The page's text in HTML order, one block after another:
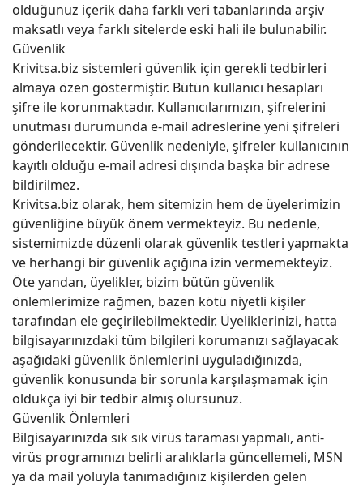
olduğunuz içerik daha farklı veri tabanlarında arşiv
maksatlı veya farklı sitelerde eski hali ile bulunabilir.
Güvenlik
Krivitsa.biz sistemleri güvenlik için gerekli tedbirleri
almaya özen göstermiştir. Bütün kullanıcı hesapları
şifre ile korunmaktadır. Kullanıcılarımızın, şifrelerini
unutması durumunda e-mail adreslerine yeni şifreleri
gönderilecektir. Güvenlik nedeniyle, şifreler kullanıcının
kayıtlı olduğu e-mail adresi dışında başka bir adrese
bildirilmez.
Krivitsa.biz olarak, hem sitemizin hem de üyelerimizin
güvenliğine büyük önem vermekteyiz. Bu nedenle,
sistemimizde düzenli olarak güvenlik testleri yapmakta
ve herhangi bir güvenlik açığına izin vermemekteyiz.
Öte yandan, üyelikler, bizim bütün güvenlik
önlemlerimize rağmen, bazen kötü niyetli kişiler
tarafından ele geçirilebilmektedir. Üyeliklerinizi, hatta
bilgisayarınızdaki tüm bilgileri korumanızı sağlayacak
aşağıdaki güvenlik önlemlerini uyguladığınızda,
güvenlik konusunda bir sorunla karşılaşmamak için
oldukça iyi bir tedbir almış olursunuz.
Güvenlik Önlemleri
Bilgisayarınızda sık sık virüs taraması yapmalı, anti-
virüs programınızı belirli aralıklarla güncellemeli, MSN
ya da mail yoluyla tanımadığınız kişilerden gelen